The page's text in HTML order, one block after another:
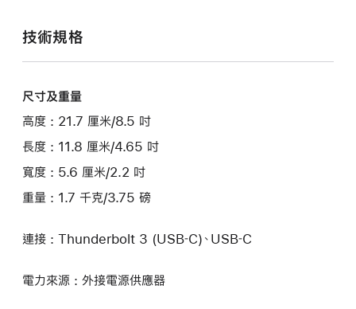
技術規格
尺寸及重量
高度 : 21.7 厘米/8.5 吋
長度 : 11.8 厘米/4.65 吋
寬度 : 5.6 厘米/2.2 吋
重量 : 1.7 千克/3.75 磅
連接 : Thunderbolt 3 (USB‑C)、USB‑C
電力來源 : 外接電源供應器